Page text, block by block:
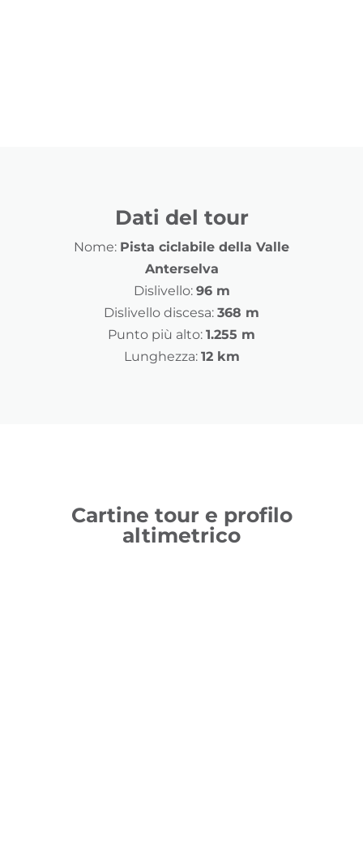
Dati del tour
Nome: Pista ciclabile della Valle
Anterselva
Dislivello: 96 m
Dislivello discesa: 368 m
Punto più alto: 1.255 m
Lunghezza: 12 km
Cartine tour e profilo
altimetrico